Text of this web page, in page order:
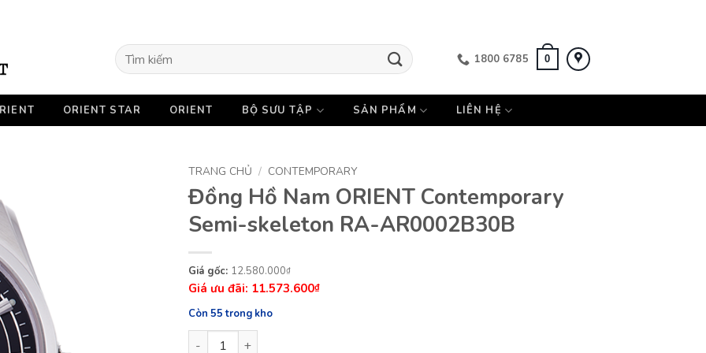
Tìm
kiếm:
1800 6785 0
ORIENT STAR ORIENT BỘ SƯU TẬP SẢN PHẨM LIÊN HỆ
TRANG CHỦ / CONTEMPORARY
Đồng Hồ Nam ORIENT Contemporary
Semi-skeleton RA-AR0002B30B
12.580.000₫
Giá
gốc
là:
12.580.000₫.
11.573.600₫
Giá
hiện
tại
là:
Còn 55 trong kho
Đồng Hồ Nam ORIENT Contemporary Semi-skeleton RA-AR0002B30B số lượng